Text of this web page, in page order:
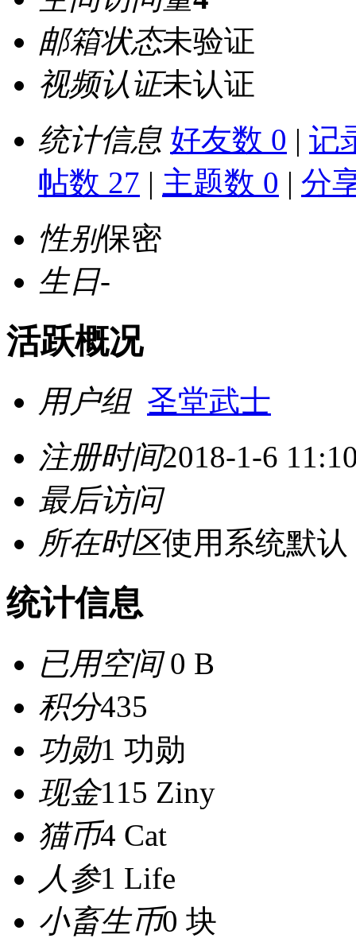
邮箱状态未验证
视频认证未认证
统计信息 好友数 0 | 记
帖数 27 | 主题数 0 | 分
性别保密
生日-
活跃概况
用户组 圣堂武士
注册时间2018-1-6
最后访问
所在时区使用系统默认
统计信息
已用空间0 B
积分435
功勋1 功勋
现金115 Ziny
猫币4 Cat
人参1 Life
小畜生币0 块